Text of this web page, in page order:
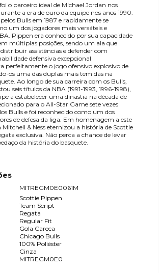
o parceiro ideal de Michael Jordan nos
a era de ouro da equipe nos anos 1990.
Bulls em 1987 e rapidamente se
um dos jogadores mais versáteis e
Pippen era conhecido por sua capacidade
múltiplas posições, sendo um ala que
assistências e defender com
defensiva excepcional
perfeitamente o jogo ofensivo explosivo de
os uma das duplas mais temidas na
Ao longo de sua carreira com os Bulls,
seis títulos da NBA (1991-1993, 1996-1998),
a estabelecer uma dinastia na década de
para o All-Star Game sete vezes
Bulls e foi reconhecido como um dos
de defesa da liga. Em homenagem a este
& Ness eternizou a história de Scottie
exclusiva. Não perca a chance de levar
da história do basquete.
MITREGM0E0061M
Scottie Pippen
Team Script
Regata
Regular Fit
Gola Careca
Chicago Bulls
100% Poliéster
Cinza
MITREGM0E0